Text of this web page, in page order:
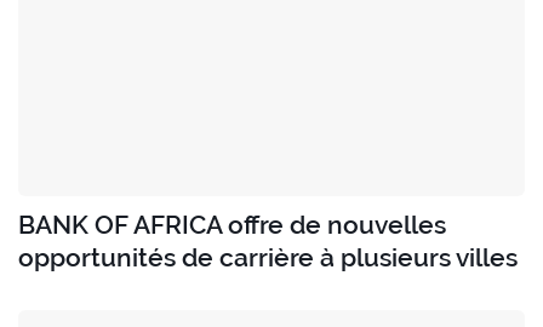
BANK OF AFRICA offre de nouvelles
opportunités de carrière à plusieurs villes